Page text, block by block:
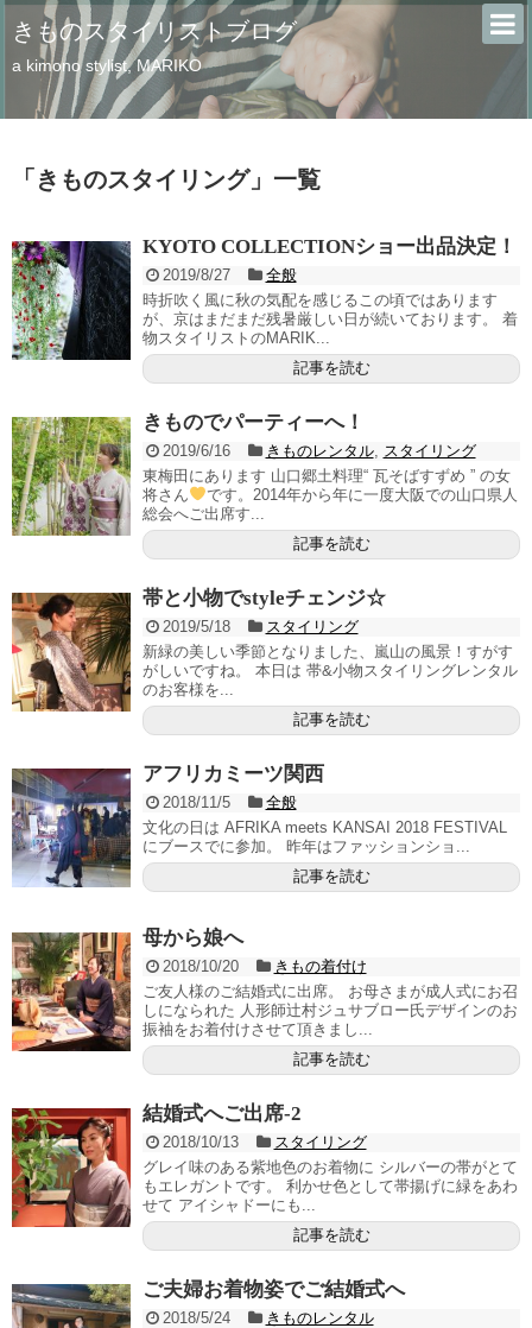
きものスタイリストブログ
a kimono stylist, MARIKO
「 きものスタイリング」 一覧
KYOTO COLLECTIONショー出品決定！
2019/8/27
全般
時折吹く風に秋の気配を感じるこの頃ではあります
が、京はまだまだ残暑厳しい日が続いております。 着
物スタイリストのMARIK...
記事を読む
きものでパーティーへ！
2019/6/16 きものレンタル,
スタイリング
東梅田にあります 山口郷土料理“ 瓦そばすずめ ” の女
将さん
です。2014年から年に一度大阪での山口県人
総会へご出席す...
記事を読む
帯と小物でstyleチェンジ☆
2019/5/18
スタイリング
新緑の美しい季節となりました、嵐山の風景！すがす
がしいですね。 本日は 帯&小物スタイリングレンタル
のお客様を...
記事を読む
アフリカミーツ関西
2018/11/5
全般
文化の日は AFRIKA meets KANSAI 2018 FESTIVAL
にブースでに参加。 昨年はファッションショ...
記事を読む
母から娘へ
2018/10/20
きもの着付け
ご友人様のご結婚式に出席。 お母さまが成人式にお召
しになられた 人形師辻村ジュサブロー氏デザインのお
振袖をお着付けさせて頂きまし...
記事を読む
結婚式へご出席‐2
2018/10/13
スタイリング
グレイ味のある紫地色のお着物に シルバーの帯がとて
もエレガントです。 利かせ色として帯揚げに緑をあわ
せて アイシャドーにも...
記事を読む
ご夫婦お着物姿でご結婚式へ
2018/5/24
きものレンタル